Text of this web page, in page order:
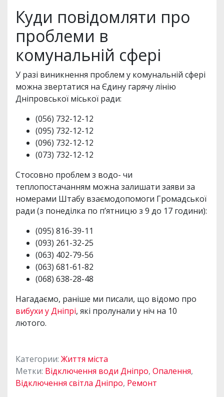
Куди повідомляти про
проблеми в
комунальній сфері
У разі виникнення проблем у комунальній сфері
можна звертатися на Єдину гарячу лінію
Дніпровської міської ради:
(056) 732-12-12
(095) 732-12-12
(096) 732-12-12
(073) 732-12-12
Стосовно проблем з водо- чи
теплопостачанням можна залишати заяви за
номерами Штабу взаємодопомоги Громадської
ради (з понеділка по п’ятницю з 9 до 17 години):
(095) 816-39-11
(093) 261-32-25
(063) 402-79-56
(063) 681-61-82
(068) 638-28-48
Нагадаємо, раніше ми писали, що відомо про
вибухи у Дніпрі, які пролунали у ніч на 10
лютого.
Категории: Життя міста
Метки: Відключення води Дніпро, Опалення,
Відключення світла Дніпро, Ремонт